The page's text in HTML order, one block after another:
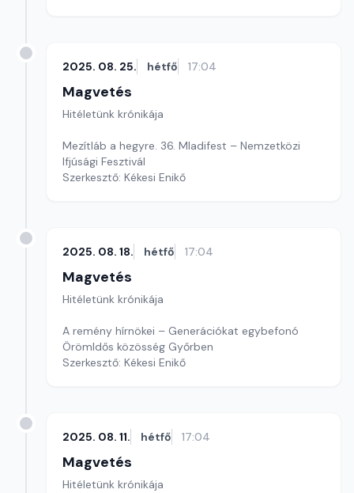
2025. 08. 25. hétfő 17:04
Magvetés
Hitéletünk krónikája
Mezítláb a hegyre. 36. Mladifest – Nemzetközi
Ifjúsági Fesztivál
Szerkesztő: Kékesi Enikő
2025. 08. 18. hétfő 17:04
Magvetés
Hitéletünk krónikája
A remény hírnökei – Generációkat egybefonó
ÖrömIdős közösség Győrben
Szerkesztő: Kékesi Enikő
2025. 08. 11. hétfő 17:04
Magvetés
Hitéletünk krónikája